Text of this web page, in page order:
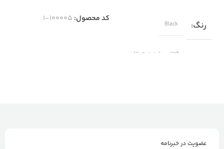
رنگ Black
wd/وسترن دیجیتال
کد محصول: 100005-1
عضویت در خبرنامه